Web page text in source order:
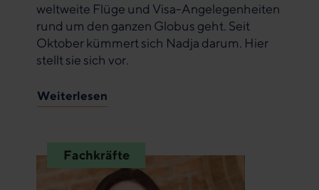
weltweite Flüge und Visa-Angelegenheiten
rund um den ganzen Globus geht. Seit
Oktober kümmert sich Nadja darum. Hier
stellt sie sich vor.
Weiterlesen
Fachkräfte